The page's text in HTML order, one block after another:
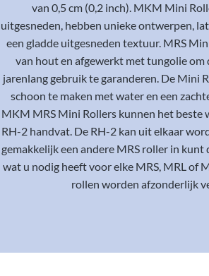
van 0,5 cm (0,2 inch). MKM Mini
uitgesneden, hebben unieke ontwerpen,
een gladde uitgesneden textuur. MRS
van hout en afgewerkt met tungolie om
jarenlang gebruik te garanderen. De Mini
schoon te maken met water en een
MKM MRS Mini Rollers kunnen het beste
RH-2 handvat. De RH-2 kan uit elkaar
gemakkelijk een andere MRS roller in kunt
wat u nodig heeft voor elke MRS, MRL of
rollen worden afzonderlijk